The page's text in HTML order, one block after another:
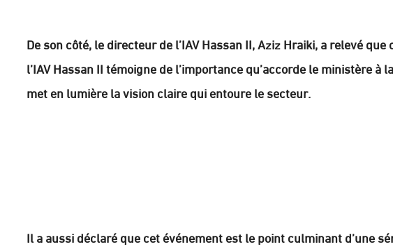
De son côté, le directeur de l’IAV Hassan II, Aziz Hraiki, a relevé
l’IAV Hassan II témoigne de l’importance qu’accorde le ministère à
met en lumière la vision claire qui entoure le secteur.
Il a aussi déclaré que cet événement est le point culminant d’une